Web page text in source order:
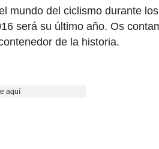
mundo del ciclismo durante
será su último año. Os
de la historia.
aquí